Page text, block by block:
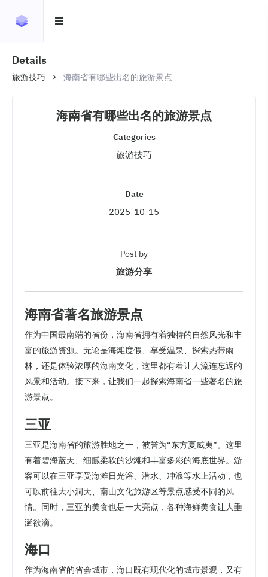
Details
旅游技巧 海南省有哪些出名的旅游景点
海南省有哪些出名的旅游景点
Categories
旅游技巧
Date
2025-10-15
Post by
旅游分享
海南省著名旅游景点
作为中国最南端的省份，海南省拥有着独特的自然风光和丰
富的旅游资源。无论是海滩度假、享受温泉、探索热带雨
林，还是体验浓厚的海南文化，这里都有着让人流连忘返的
风景和活动。接下来，让我们一起探索海南省一些著名的旅
游景点。
三亚
三亚是海南省的旅游胜地之一，被誉为“东方夏威夷”。这里
有着碧海蓝天、细腻柔软的沙滩和丰富多彩的海底世界。游
客可以在三亚享受海滩日光浴、潜水、冲浪等水上活动，也
可以前往大小洞天、南山文化旅游区等景点感受不同的风
情。同时，三亚的美食也是一大亮点，各种海鲜美食让人垂
涎欲滴。
海口
作为海南省的省会城市，海口既有现代化的城市景观，又有